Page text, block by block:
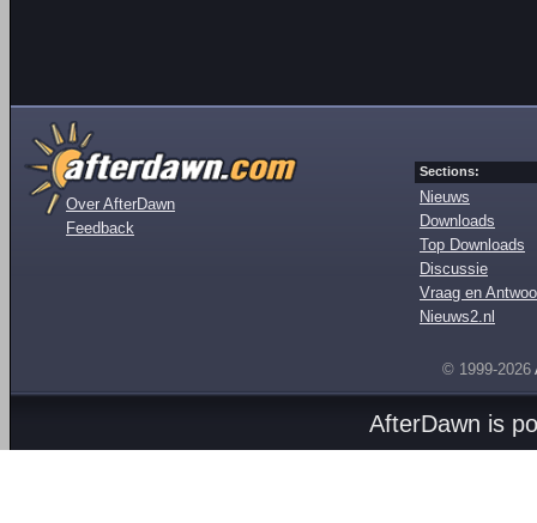
Over AfterDawn
Feedback
Sections:
Nieuws
Downloads
Top Downloads
Discussie
Vraag en
Nieuws2.nl
© 1999-2026
AfterDawn is